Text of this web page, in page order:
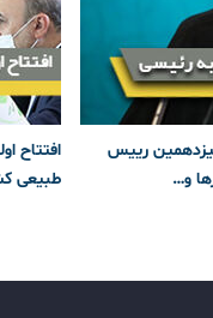
رییس
و…
افتتاح
طبیعی